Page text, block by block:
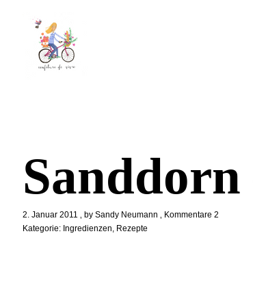
2. Januar 2011 by Sandy Neumann
Kommentare 2
Kategorie: Ingredienzen, Rezepte